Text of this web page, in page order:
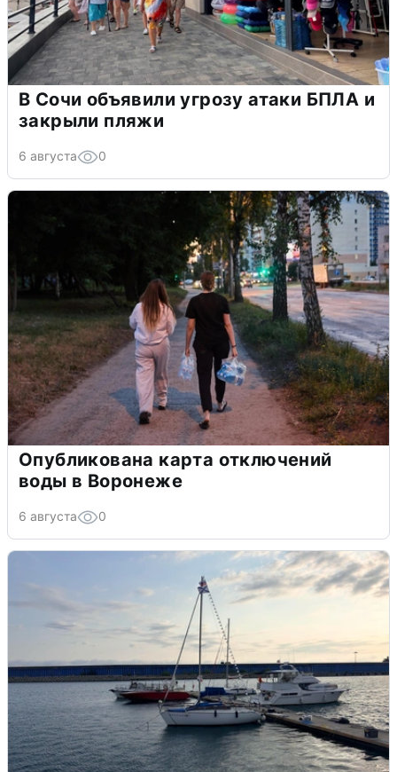
В Сочи объявили угрозу атаки БПЛА и
закрыли пляжи
6 августа 0
Опубликована карта отключений
воды в Воронеже
6 августа 0